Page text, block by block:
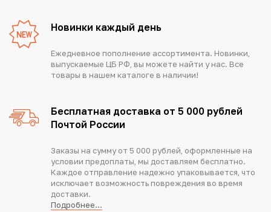
Новинки каждый день
Ежедневное пополнение ассортимента. Новинки,
выпускаемые ЦБ РФ, вы можете найти у нас. Все
товары в нашем каталоге в наличии!
Бесплатная доставка от 5 000 рублей
Почтой России
Заказы на сумму от 5 000 рублей, оформленные на
условии предоплаты, мы доставляем бесплатно.
Каждое отправление надежно упаковывается, что
исключает возможность повреждения во время
доставки.
Подробнее...